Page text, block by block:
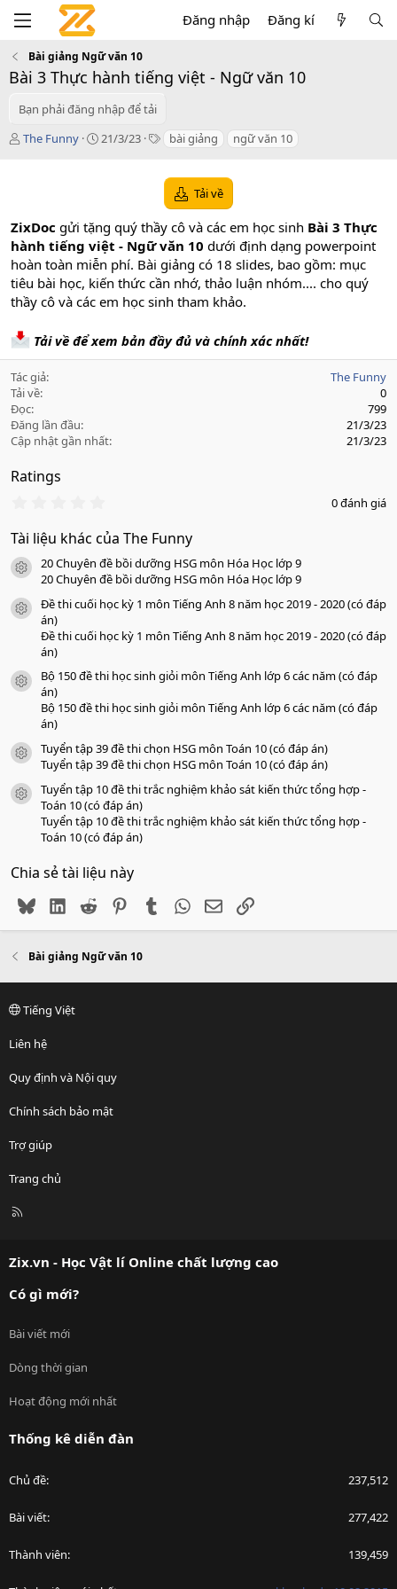
Đăng nhập Đăng kí
Bài giảng Ngữ văn 10
Bài 3 Thực hành tiếng việt - Ngữ văn 10
Bạn phải đăng nhập để tải
T
The Funny
C
o
n
d
a
t
21/3/23
T
s
bài giảng ngữ văn 10
Tải về
ZixDoc gửi tặng quý thầy cô và các em học sinh Bài 3 Thực
hành tiếng việt - Ngữ văn 10 dưới định dạng powerpoint
hoàn toàn miễn phí. Bài giảng có 18 slides, bao gồm: mục
tiêu bài học, kiến thức cần nhớ, thảo luận nhóm.... cho quý
thầy cô và các em học sinh tham khảo.
Tải về để xem bản đầy đủ và chính xác nhất!
Tác giả
The Funny
Tải về
0
Đọc
799
Đăng lần đầu
21/3/23
Cập nhật gần nhất
21/3/23
Ratings
0
0
s
a
o
0 đánh giá
Tài liệu khác của The Funny
icon tài liệu
20 Chuyên đề bồi dưỡng HSG môn Hóa Học lớp 9
20 Chuyên đề bồi dưỡng HSG môn Hóa Học lớp 9
icon tài liệu
Đề thi cuối học kỳ 1 môn Tiếng Anh 8 năm học 2019 - 2020 (có đáp
án)
Đề thi cuối học kỳ 1 môn Tiếng Anh 8 năm học 2019 - 2020 (có đáp
án)
icon tài liệu
Bộ 150 đề thi học sinh giỏi môn Tiếng Anh lớp 6 các năm (có đáp
án)
Bộ 150 đề thi học sinh giỏi môn Tiếng Anh lớp 6 các năm (có đáp
án)
icon tài liệu
Tuyển tập 39 đề thi chọn HSG môn Toán 10 (có đáp án)
Tuyển tập 39 đề thi chọn HSG môn Toán 10 (có đáp án)
icon tài liệu
Tuyển tập 10 đề thi trắc nghiệm khảo sát kiến thức tổng hợp -
Toán 10 (có đáp án)
Tuyển tập 10 đề thi trắc nghiệm khảo sát kiến thức tổng hợp -
Toán 10 (có đáp án)
Chia sẻ tài liệu này
BlueskyLinkedIn
Reddit PinterestTumblr WhatsApp
EmailLink
Bài giảng Ngữ văn 10
Tiếng Việt
Liên hệ
Quy định và Nội quy
Chính sách bảo mật
Trợ giúp
Trang chủ
R
Zix.vn - Học Vật lí Online chất lượng cao
Có gì mới?
Bài viết mới
Dòng thời gian
Hoạt động mới nhất
Thống kê diễn đàn
Chủ đề 237,512
Bài viết 277,422
Thành viên 139,459